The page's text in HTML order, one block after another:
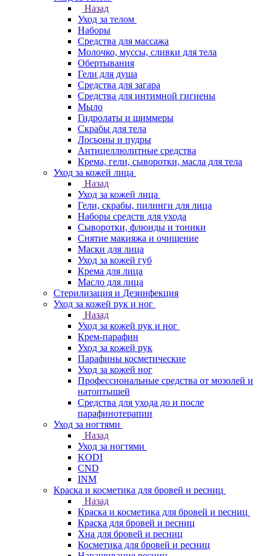
Назад
Уход за телом
Наборы
Средства для массажа
Молочко, муссы, сливки для тела
Обертывания
Гели для душа
Средства для загара
Средства для интимной гигиены
Мыло
Гидролаты и шиммеры
Скрабы для тела
Лосьоны и пудры
Антицеллюлитные средства
Крема, гели, сыворотки, масла для тела
Уход за кожей лица
Назад
Уход за кожей лица
Гели, скрабы, пилинги для лица
Наборы средств для ухода
Сыворотки, флюиды и тоники
Снятие макияжа и очищение
Маски для лица
Уход за кожей губ
Крема для лица
Масло для лица
Стерилизация и Дезинфекция
Уход за кожей рук и ног
Назад
Уход за кожей рук и ног
Крем-парафин
Уход за кожей рук
Парафины косметические
Уход за кожей ног
Профессиональные средства от мозолей и
натоптышей
Средства для ухода до и после
парафинотерапии
Уход за ногтями
Назад
Уход за ногтями
KODI
CND
INM
Краска и косметика для бровей и ресниц
Назад
Краска и косметика для бровей и ресниц
Краска для бровей и ресниц
Хна для бровей и ресниц
Косметика для бровей и ресниц